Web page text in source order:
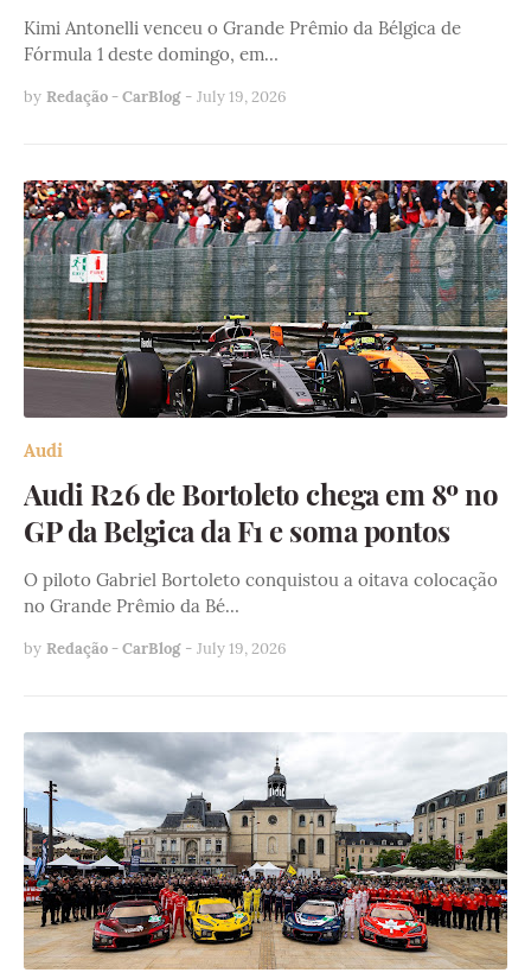
Kimi Antonelli venceu o Grande Prêmio da Bélgica de
Fórmula 1 deste domingo, em…
by Redação - CarBlog - July 19, 2026
Audi
Audi R26 de Bortoleto chega em 8º no
GP da Belgica da F1 e soma pontos
O piloto Gabriel Bortoleto conquistou a oitava colocação
no Grande Prêmio da Bé…
by Redação - CarBlog - July 19, 2026